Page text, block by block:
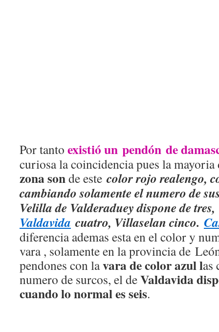
Por tanto existió un pendón de
curiosa la coincidencia pues la
zona sonde este color rojo realengo,
cambiando solamente el numero de
Velilla de Valderaduey dispone de tres,
Valdavida cuatro, Villaselan cinco.
diferencia ademas esta en el color y
vara , solamente en la provincia de
pendones con lavara de color azul las
numero de surcos, el deValdavida
cuando lo normal es seis.